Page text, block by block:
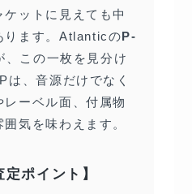
ットに見えても中
ります。AtlanticのP-
、この一枚を見分け
は、音源だけでなく
ーベル面、付属物
気を味わえます。
ポイント】